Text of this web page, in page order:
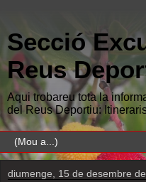
Secció
Reus
Aqui trobareu tota la
del Reus Deportiu:
diumenge, 15 de desembre